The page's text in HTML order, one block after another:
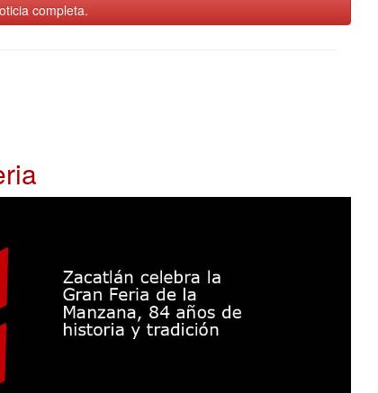
completa.